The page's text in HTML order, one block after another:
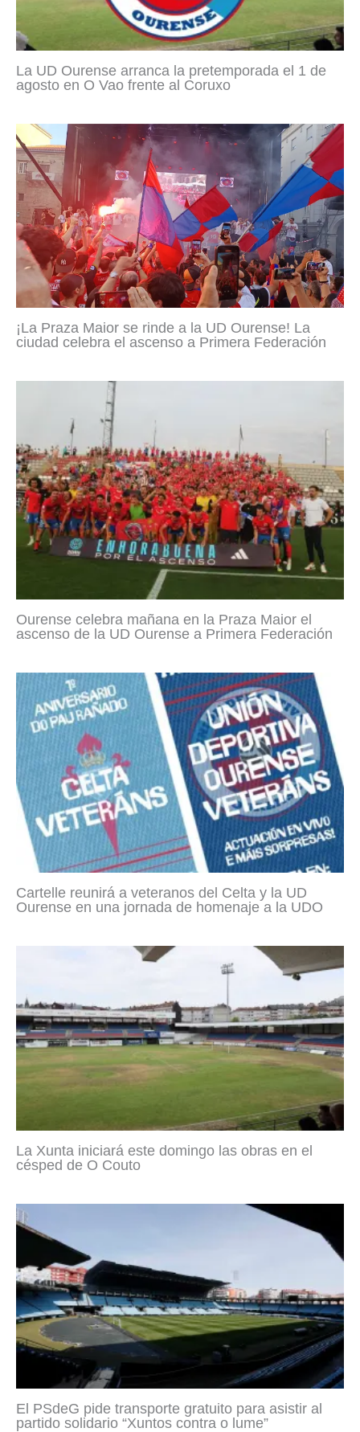
La UD Ourense arranca la pretemporada el 1 de
agosto en O Vao frente al Coruxo
¡La Praza Maior se rinde a la UD Ourense! La
ciudad celebra el ascenso a Primera Federación
Ourense celebra mañana en la Praza Maior el
ascenso de la UD Ourense a Primera Federación
Cartelle reunirá a veteranos del Celta y la UD
Ourense en una jornada de homenaje a la UDO
La Xunta iniciará este domingo las obras en el
césped de O Couto
El PSdeG pide transporte gratuito para asistir al
partido solidario “Xuntos contra o lume”